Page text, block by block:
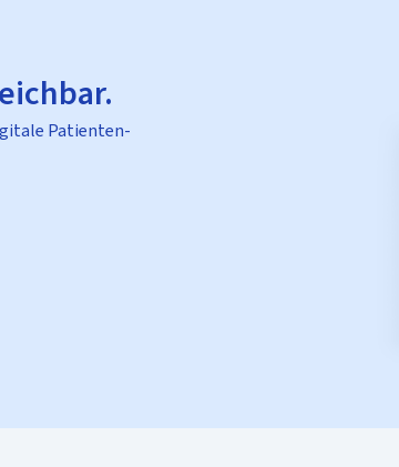
Patienten-